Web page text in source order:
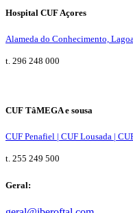
Hospital CUF Açores
Alameda do Conhecimento,
t. 296 248 000
CUF TâMEGA e sousa
CUF Penafiel | CUF Lousada |
t. 255 249 500
Geral: